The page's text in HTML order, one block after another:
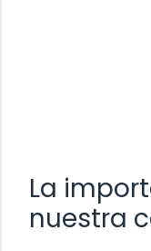
La
nuestra